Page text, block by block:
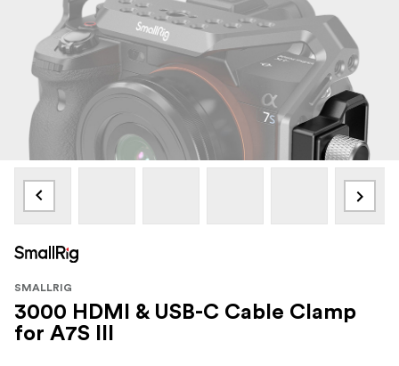
SMALLRIG
3000 HDMI & USB-C Cable Clamp
for A7S III